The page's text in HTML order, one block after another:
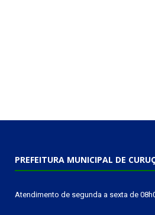
PREFEITURA MUNICIPAL DE
Atendimento de segunda a sexta de